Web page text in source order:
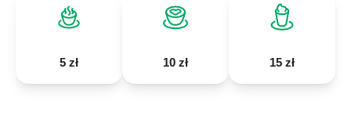
5 zł 10 zł 15 zł